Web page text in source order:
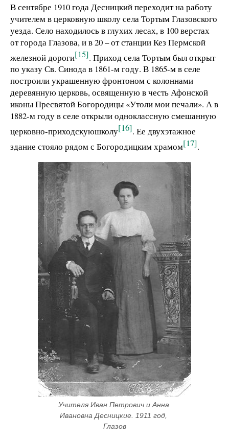
В сентябре 1910 года Десницкий переходит на работу
учителем в церковную школу села Тортым Глазовского
уезда. Село находилось в глухих лесах, в 100 верстах
от города Глазова, и в 20 – от станции Кез Пермской
железной дороги[15]. Приход села Тортым был открыт
по указу Св. Синода в 1861-м году. В 1865-м в селе
построили украшенную фронтоном с колоннами
деревянную церковь, освященную в честь Афонской
иконы Пресвятой Богородицы «Утоли мои печали». А в
1882-м году в селе открыли одноклассную смешанную
церковно-приходскуюшколу[16]. Ее двухэтажное
здание стояло рядом с Богородицким храмом[17].
Учителя Иван Петрович и Анна
Ивановна Десницкие. 1911 год,
Глазов